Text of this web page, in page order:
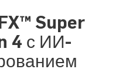
Super
4 с ИИ-